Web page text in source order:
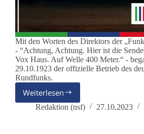
Mit den Worten des Direktors der
- “Achtung, Achtung. Hier ist die
Vox Haus. Auf Welle 400 Meter.“ -
29.10.1923 der offizielle Betrieb des
Rundfunks.
Weiterlesen
100
Jahre
Redaktion (nsf) 27.10.2023